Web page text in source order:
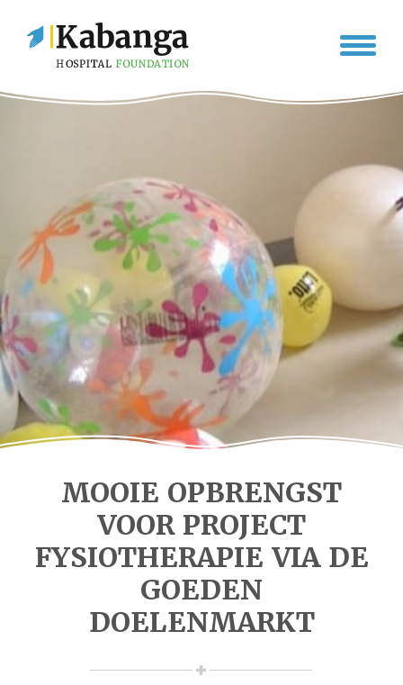
MOOIE OPBRENGST
VOOR PROJECT
FYSIOTHERAPIE VIA DE
GOEDEN
DOELENMARKT